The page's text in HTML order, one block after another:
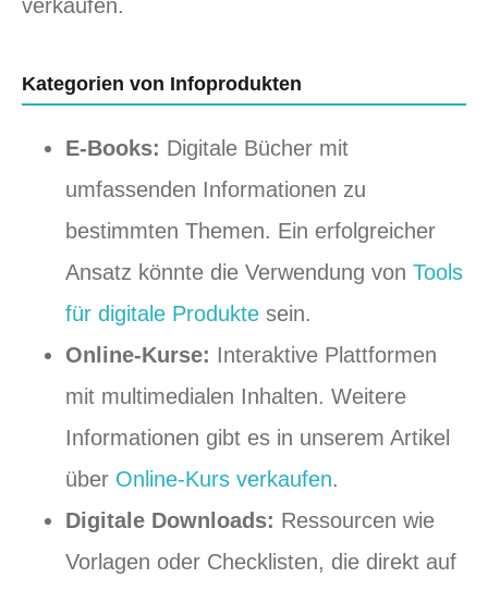
verkaufen.
Kategorien von Infoprodukten
E-Books: Digitale Bücher mit
umfassenden Informationen zu
bestimmten Themen. Ein erfolgreicher
Ansatz könnte die Verwendung von Tools
für digitale Produkte sein.
Online-Kurse: Interaktive Plattformen
mit multimedialen Inhalten. Weitere
Informationen gibt es in unserem Artikel
über Online-Kurs verkaufen.
Digitale Downloads: Ressourcen wie
Vorlagen oder Checklisten, die direkt auf